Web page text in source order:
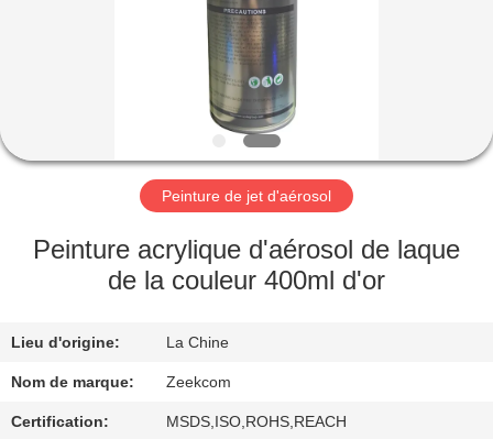
DE
NOUS
VISITE
D'USINE
CONTRÔLE
DE
QUALITÉ
Peinture de jet d'aérosol
Peinture acrylique d'aérosol de laque
de la couleur 400ml d'or
Lieu d'origine: La Chine
Nom de marque: Zeekcom
Certification: MSDS,ISO,ROHS,REACH